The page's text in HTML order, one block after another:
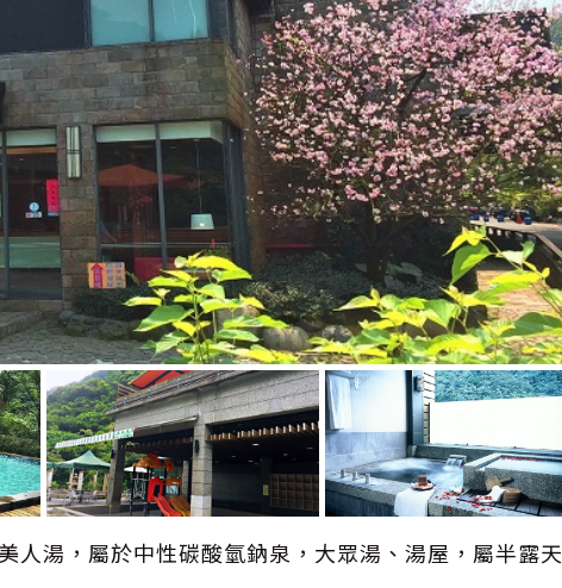
人湯，屬於中性碳酸氫鈉泉，大眾湯、湯屋，屬半露天